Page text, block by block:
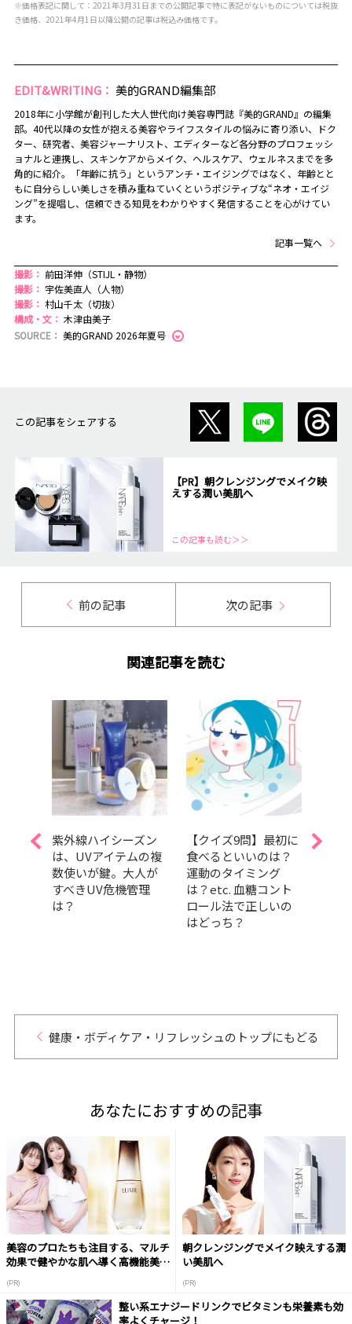
※価格表記に関して：2021年3月31日までの公開記事で特に表記がないものについては税抜
き価格、2021年4月1日以降公開の記事は税込み価格です。
EDIT&WRITING： 美的GRAND編集部
2018年に小学館が創刊した大人世代向け美容専門誌『美的GRAND』の編集
部。40代以降の女性が抱える美容やライフスタイルの悩みに寄り添い、ドク
ター、研究者、美容ジャーナリスト、エディターなど各分野のプロフェッシ
ョナルと連携し、スキンケアからメイク、ヘルスケア、ウェルネスまでを多
角的に紹介。「年齢に抗う」というアンチ・エイジングではなく、年齢とと
もに自分らしい美しさを積み重ねていくというポジティブな“ネオ・エイジ
ング”を提唱し、信頼できる知見をわかりやすく発信することを心がけてい
ます。
記事一覧へ
撮影： 前田洋伸（STIJL・静物）
撮影： 宇佐美直人（人物）
撮影： 村山千太（切抜）
構成・文： 木津由美子
SOURCE： 美的GRAND 2026年夏号
この記事をシェアする
【PR】朝クレンジングでメイク映
えする潤い美肌へ
この記事も読む＞＞
前の記事 次の記事
関連記事を読む
紫外線ハイシーズン
は、UVアイテムの複
数使いが鍵。大人が
すべきUV危機管理
は？
【クイズ9問】最初に
食べるといいのは？
運動のタイミング
は？etc. 血糖コント
ロール法で正しいの
はどっち？
新作
健康・ボディケア・リフレッシュのトップにもどる
あなたにおすすめの記事
美容のプロたちも注目する、マルチ
効果で健やかな肌へ導く高機能美容
(PR)
朝クレンジングでメイク映えする潤
い美肌へ
(PR)
整い系エナジードリンクでビタミンも栄養素も効
率よくチャージ！